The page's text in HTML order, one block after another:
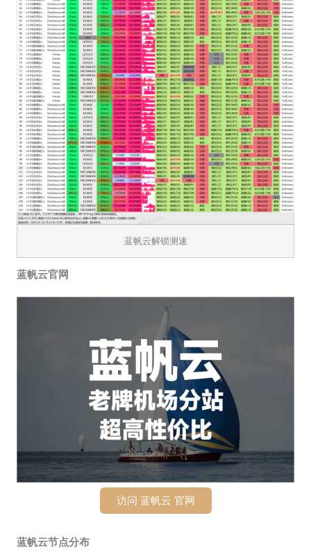
蓝帆云解锁测速
蓝帆云官网
访问 蓝帆云 官网
蓝帆云节点分布